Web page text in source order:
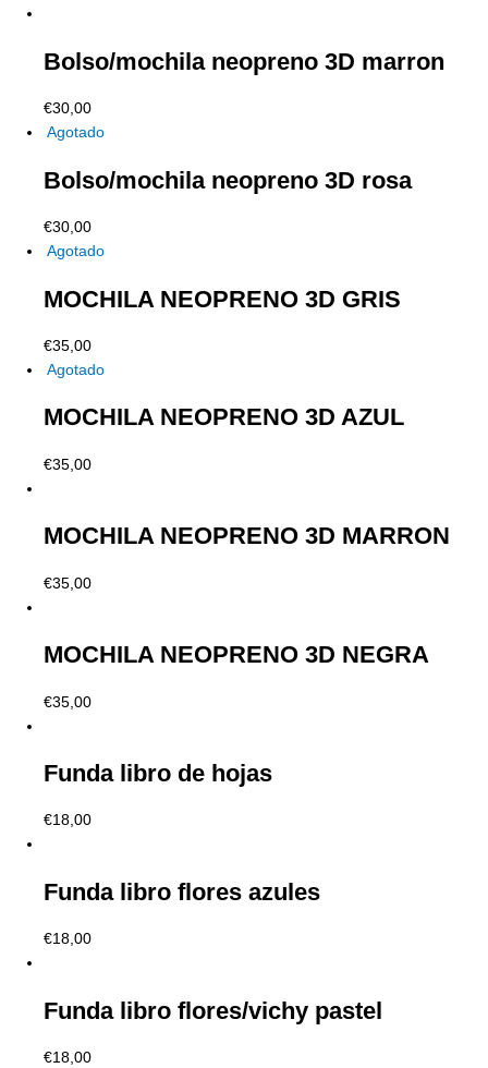
Bolso/mochila neopreno 3D marron
€30,00
Agotado
Bolso/mochila neopreno 3D rosa
€30,00
Agotado
MOCHILA NEOPRENO 3D GRIS
€35,00
Agotado
MOCHILA NEOPRENO 3D AZUL
€35,00
MOCHILA NEOPRENO 3D MARRON
€35,00
MOCHILA NEOPRENO 3D NEGRA
€35,00
Funda libro de hojas
€18,00
Funda libro flores azules
€18,00
Funda libro flores/vichy pastel
€18,00